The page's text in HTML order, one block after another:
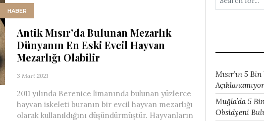
HABER
Antik Mısır’da Bulunan Mezarlık
Dünyanın En Eski Evcil Hayvan
Mezarlığı Olabilir
3 Mart 2021
2011 yılında Berenice limanında bulunan yüzlerce
hayvan iskeleti buranın bir evcil hayvan mezarlığı
olarak kullanıldığını düşündürmüştür. Hayvanların
Mısır’ın 5
Açıklanamıyor
Muğla’da 5
Obsidyeni